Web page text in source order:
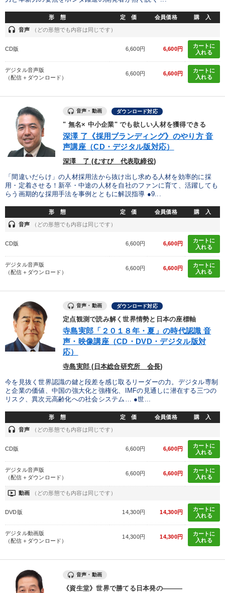
形 態 定 価 会員価格 購 入
headset 音声 （どの形態でも内容は同じです）
CD版 6,600円 6,600円
カートに
入れる
デジタル音声版
（配信＋ダウンロード）
6,600円 6,600円
カートに
入れる
音声・動画 ダウンロード対応
" 無名× 中小企業" でも欲しい人材を獲得できる
深澤 了《採用ブランディング》のやり方 音
声講座（CD・デジタル版対応）
深澤 了 (むすび 代表取締役)
「間違いだらけ」の人材採用法から抜け出し求める人材を効率的に採
用・定着させる！新卒・中途の人材を自社のファンに育て、活躍しても
らう画期的な採用手法を事例とともに解説指導 ●9...
形 態 定 価 会員価格 購 入
headset 音声 （どの形態でも内容は同じです）
CD版 6,600円 6,600円
カートに
入れる
デジタル音声版
（配信＋ダウンロード）
6,600円 6,600円
カートに
入れる
音声・動画 ダウンロード対応
定点観測で読み解く世界情勢と日本の座標軸
寺島実郎「２０１８年・夏」の時代認識 音
声・映像講座（CD・DVD・デジタル版対
応）
寺島実郎 (日本総合研究所 会長)
今を見抜く世界認識の鍵と段差を感じ取るリーダーの力。デジタル専制
と企業の価値、中国の強大化と強権化、IMFの見通しに潜在する三つの
リスク、異次元高齢化への社会システム… ●世...
形 態 定 価 会員価格 購 入
headset 音声 （どの形態でも内容は同じです）
CD版 6,600円 6,600円
カートに
入れる
デジタル音声版
（配信＋ダウンロード）
6,600円 6,600円
カートに
入れる
ondemand_video 動画 （どの形態でも内容は同じです）
DVD版 14,300円 14,300円
カートに
入れる
デジタル動画版
（配信＋ダウンロード）
14,300円 14,300円
カートに
入れる
音声・動画
《資生堂》世界で勝てる日本発の―――